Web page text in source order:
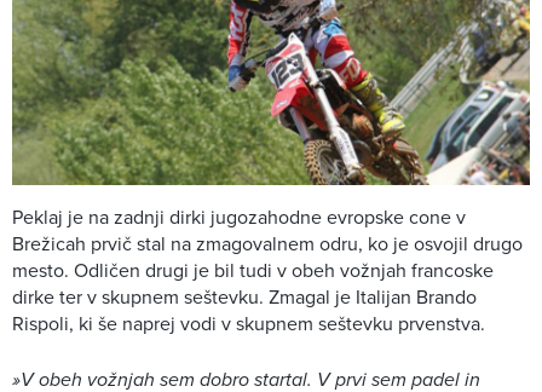
Peklaj je na zadnji dirki jugozahodne evropske cone v
Brežicah prvič stal na zmagovalnem odru, ko je osvojil drugo
mesto. Odličen drugi je bil tudi v obeh vožnjah francoske
dirke ter v skupnem seštevku. Zmagal je Italijan Brando
Rispoli, ki še naprej vodi v skupnem seštevku prvenstva.
»V obeh vožnjah sem dobro startal. V prvi sem padel in